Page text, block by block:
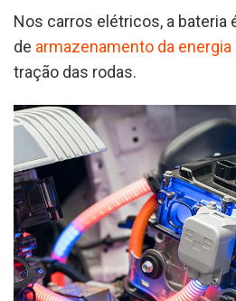
Nos carros elétricos, a bateria
de armazenamento da energia
tração das rodas.